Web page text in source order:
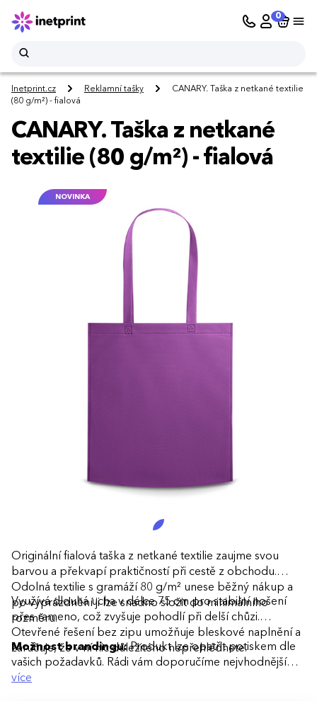
0
Inetprint.cz Reklamní tašky
CANARY. Taška z netkané textilie
(80 g/m²) - fialová
CANARY. Taška z netkané
textilie (80 g/m²) - fialová
NOVINKA
Originální fialová taška z netkané textilie zaujme svou
barvou a překvapí praktičností při cestě z obchodu.
Odolná textilie s gramáží 80 g/m² unese běžný nákup a
po vyprázdnění ji lze snadno složit do minimálního
rozměru.
Využívá dlouhá ucha v délce 75 cm pro stabilní nošení
přes rameno, což zvyšuje pohodlí při delší chůzi.
Otevřené řešení bez zipu umožňuje bleskové naplnění a
zaručuje, že v ní nic důležitého nepřehlédnete.
Možnost brandingu:Produkt lze opatřit potiskem dle
vašich požadavků. Rádi vám doporučíme nejvhodnější
technologii potisku s ohledem na design i váš rozpočet.
více